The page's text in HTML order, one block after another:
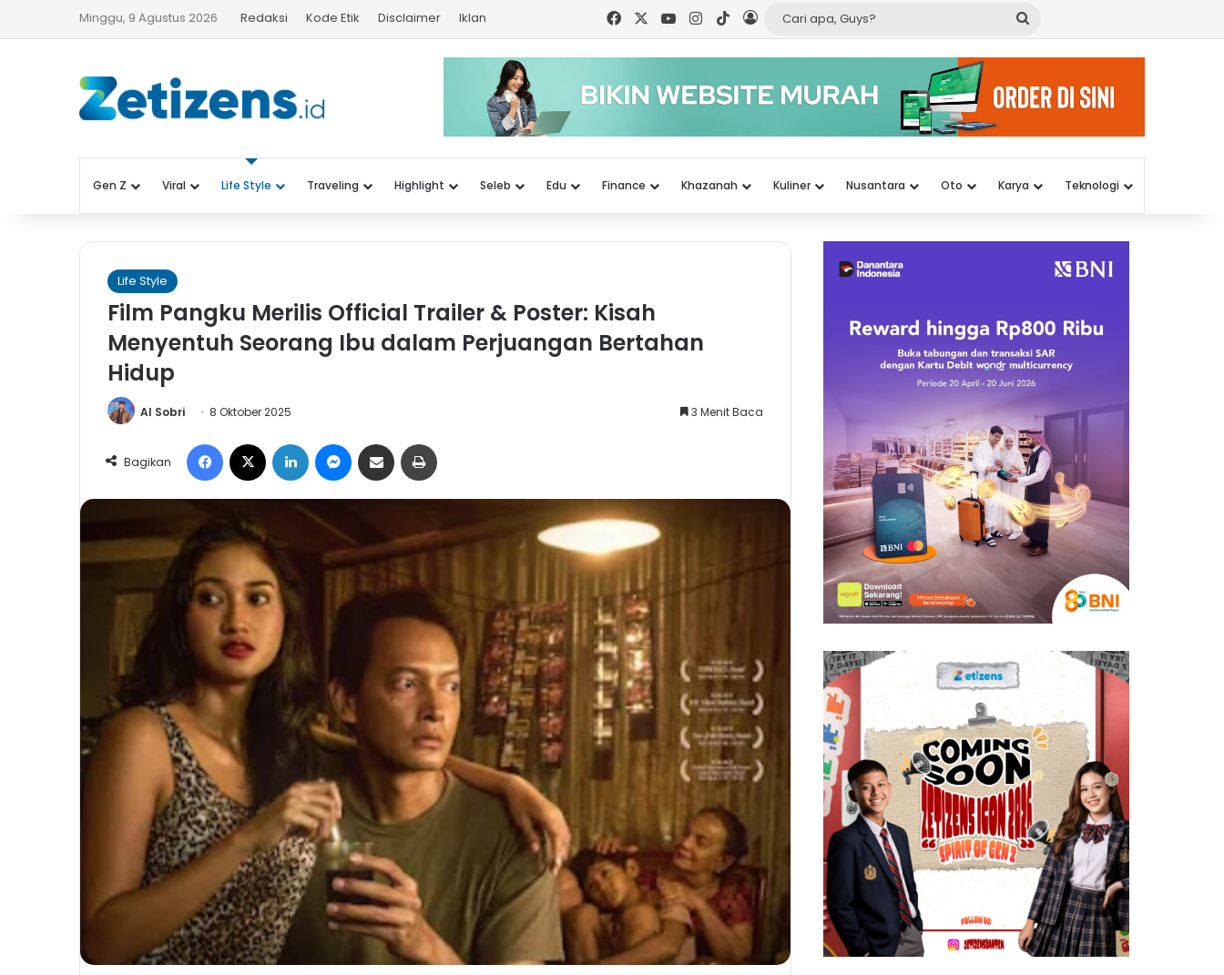
Minggu, 9 Agustus 2026 Redaksi Kode Etik Disclaimer Iklan FacebookYouTubeInstagram
TikTokLog In
Cari
Guys?
Gen Z Viral Life Style Traveling Highlight Seleb Edu Finance Khazanah Kuliner Nusantara Oto Karya Teknologi
Life Style
Film Pangku Merilis Official Trailer & Poster: Kisah
Menyentuh Seorang Ibu dalam Perjuangan Bertahan
Hidup
Al Sobri 8 Oktober 2025 3 Menit Baca
Bagikan
Facebook LinkedIn Messenger
Share via Email